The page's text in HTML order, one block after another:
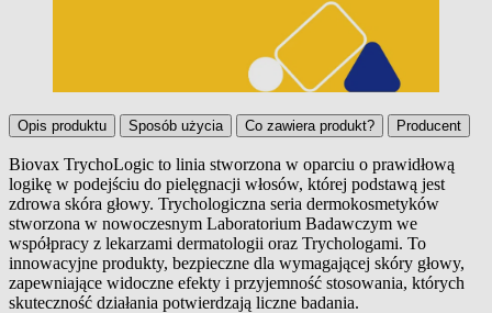
Opis produktu Sposób użycia Co zawiera produkt? Producent
Opis produktu
Biovax TrychoLogic to linia stworzona w oparciu o prawidłową
logikę w podejściu do pielęgnacji włosów, której podstawą jest
zdrowa skóra głowy. Trychologiczna seria dermokosmetyków
stworzona w nowoczesnym Laboratorium Badawczym we
współpracy z lekarzami dermatologii oraz Trychologami. To
innowacyjne produkty, bezpieczne dla wymagającej skóry głowy,
zapewniające widoczne efekty i przyjemność stosowania, których
skuteczność działania potwierdzają liczne badania.